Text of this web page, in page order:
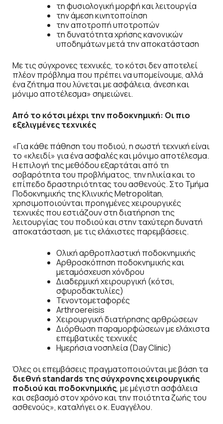
τη φυσιολογική μορφή και λειτουργία
την άμεση κινητοποίηση
την αποτροπή υποτροπών
τη δυνατότητα χρήσης κανονικών
υποδημάτων μετά την αποκατάσταση
Με τις σύγχρονες τεχνικές, το κότσι δεν αποτελεί
πλέον πρόβλημα που πρέπει να υπομείνουμε, αλλά
ένα ζήτημα που λύνεται με ασφάλεια, άνεση και
μόνιμο αποτέλεσμα» σημειώνει.
Από το κότσι μέχρι την ποδοκνημική: Οι πιο
εξελιγμένες τεχνικές
«Για κάθε πάθηση του ποδιού, η σωστή τεχνική είναι
το «κλειδί» για ένα ασφαλές και μόνιμο αποτέλεσμα.
Η επιλογή της μεθόδου εξαρτάται από τη
σοβαρότητα του προβλήματος, την ηλικία και το
επίπεδο δραστηριότητας του ασθενούς. Στο Τμήμα
Ποδοκνημικής της Κλινικής Metropolitan,
χρησιμοποιούνται προηγμένες χειρουργικές
τεχνικές που εστιάζουν στη διατήρηση της
λειτουργίας του ποδιού και στην ταχύτερη δυνατή
αποκατάσταση, με τις ελάχιστες παρεμβάσεις.
Ολική αρθροπλαστική ποδοκνημικής
Αρθροσκόπηση ποδοκνημικής και
μεταμόσχευση χόνδρου
Διαδερμική χειρουργική (κότσι,
σφυροδακτυλίες)
Τενοντομεταφορές
Arthroereisis
Χειρουργική διατήρησης αρθρώσεων
Διόρθωση παραμορφώσεων με ελάχιστα
επεμβατικές τεχνικές
Ημερήσια νοσηλεία (Day Clinic)
Όλες οι επεμβάσεις πραγματοποιούνται με βάση τα
διεθνή standards της σύγχρονης χειρουργικής
ποδιού και ποδοκνημικής, με μέγιστη ασφάλεια
και σεβασμό στον χρόνο και την ποιότητα ζωής του
ασθενούς», καταλήγει ο κ. Ευαγγέλου.